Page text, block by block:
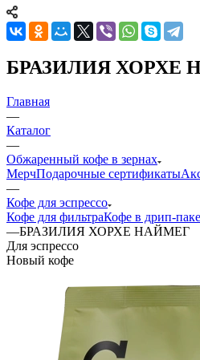
БРАЗИЛИЯ ХОРХЕ
Главная
—
Каталог
—
Обжаренный кофе в зернах
МерчПодарочные сертификаты
—
Кофе для эспрессо
Кофе для фильтраКофе в дрип-
—БРАЗИЛИЯ ХОРХЕ НАЙМЕГ
Для эспрессо
Новый кофе